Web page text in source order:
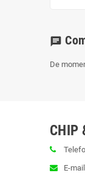
chat
De
CHIP
E-